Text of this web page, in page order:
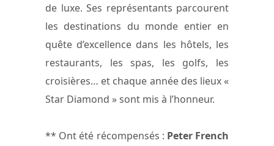
de luxe. Ses représentants parcourent
les destinations du monde entier en
quête d’excellence dans les hôtels, les
restaurants, les spas, les golfs, les
croisières… et chaque année des lieux «
Star Diamond » sont mis à l’honneur.
** Ont été récompensés : Peter French